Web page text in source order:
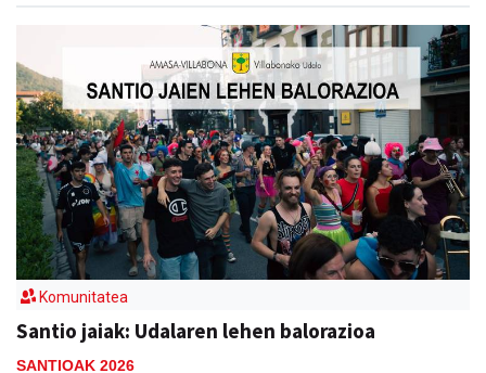
Komunitatea
Santio jaiak: Udalaren lehen balorazioa
SANTIOAK 2026